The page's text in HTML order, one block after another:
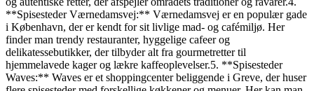
**Spisesteder Værnedamsvej:** Værnedamsvej er en populær gade
i København, der er kendt for sit livlige mad- og cafémiljø. Her
finder man trendy restauranter, hyggelige cafeer og
delikatessebutikker, der tilbyder alt fra gourmetretter til
hjemmelavede kager og lækre kaffeoplevelser.5. **Spisesteder
Waves:** Waves er et shoppingcenter beliggende i Greve, der huser